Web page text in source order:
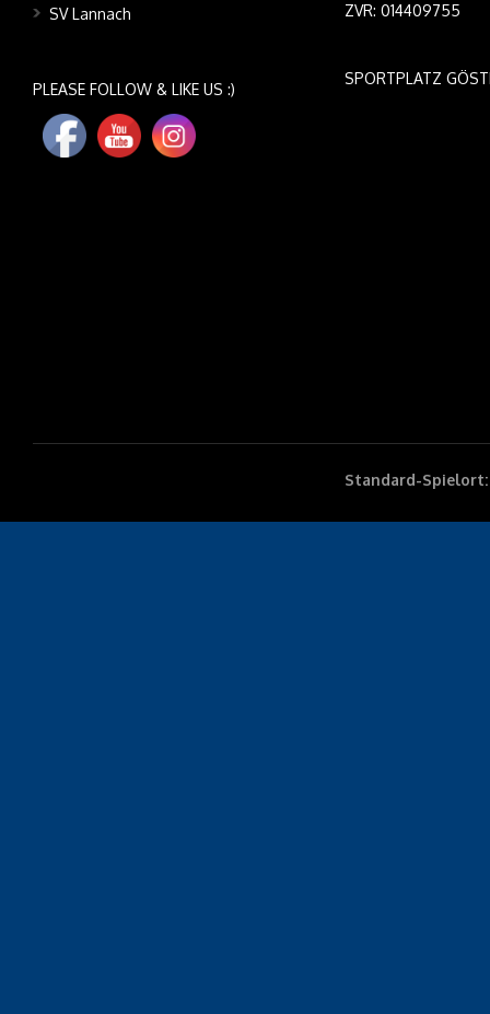
SV Lannach
PLEASE FOLLOW & LIKE US :)
ZVR: 014409755
SPORTPLATZ
Standard-Spielort: